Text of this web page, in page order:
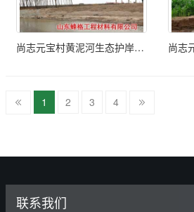
尚志元宝村黄泥河生态护岸工程
1 2 3 4
联系我们